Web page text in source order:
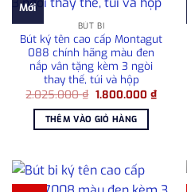
Mới
BÚT BI
Bút ký tên cao cấp Montagut
088 chính hãng màu đen
nắp vân tặng kèm 3 ngòi
thay thế, túi và hộp
2.025.000₫ Giá
là:
2.025.000 ₫.
1.800.000 ₫Giá
hiện
THÊM VÀO GIỎ HÀNG